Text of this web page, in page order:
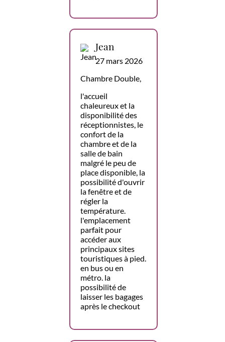
Jean
27 mars 2026
Chambre Double,
l'accueil
chaleureux et la
disponibilité des
réceptionnistes, le
confort de la
chambre et de la
salle de bain
malgré le peu de
place disponible, la
possibilité d'ouvrir
la fenêtre et de
régler la
température.
l'emplacement
parfait pour
accéder aux
principaux sites
touristiques à pied.
en bus ou en
métro. la
possibilité de
laisser les bagages
après le checkout